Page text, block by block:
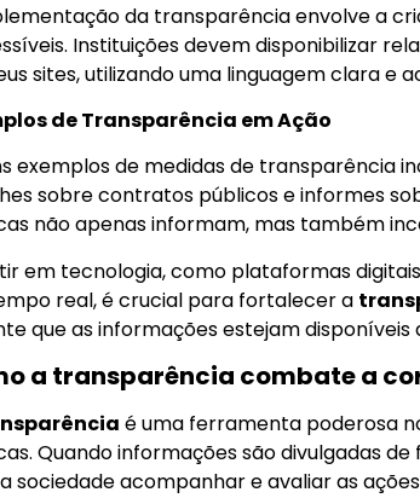
da transparência envolve a
Instituições devem disponibilizar
sites, utilizando uma linguagem clara e
de Transparência em Ação
exemplos de medidas de transparência
sobre contratos públicos e informes
não apenas informam, mas também
em tecnologia, como plataformas
real, é crucial para fortalecer a
que as informações estejam
a transparência combate a
é uma ferramenta poderosa
Quando informações são divulgadas
sociedade acompanhar e avaliar as